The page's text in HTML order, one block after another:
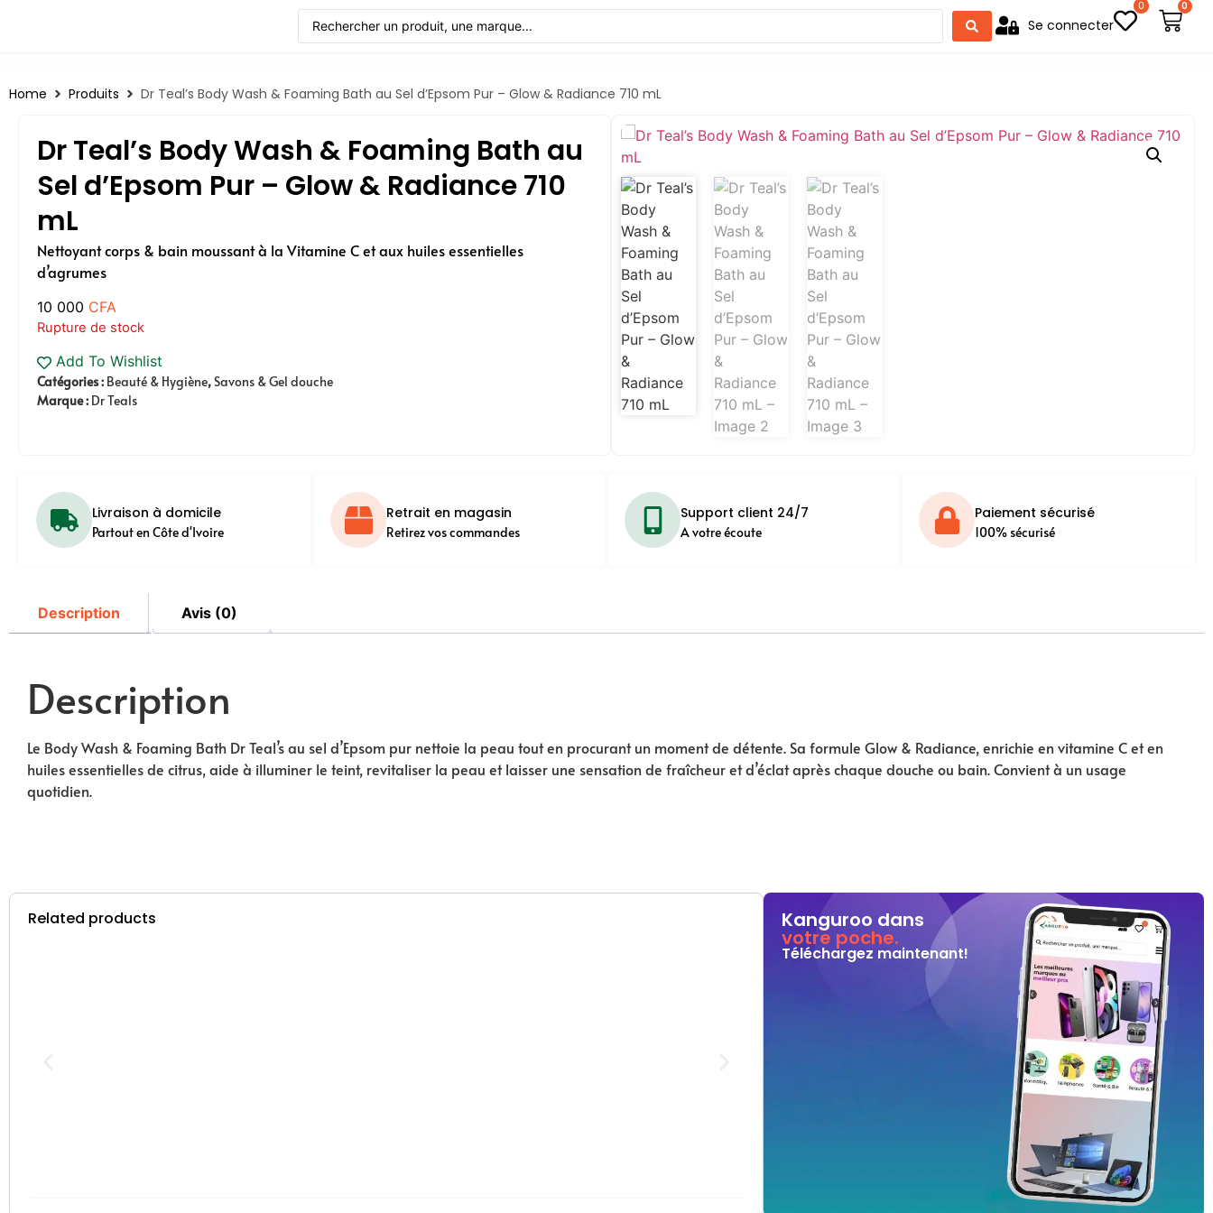
Se connecter
0 0
Home Produits Dr Teal’s Body Wash & Foaming Bath au Sel d’Epsom Pur – Glow & Radiance 710 mL
Dr Teal’s Body Wash & Foaming Bath au
Sel d’Epsom Pur – Glow & Radiance 710
mL
Nettoyant corps & bain moussant à la Vitamine C et aux huiles essentielles
d’agrumes
10 000 CFA
Rupture de stock
Add To Wishlist
Catégories : Beauté & Hygiène,Savons & Gel douche
Marque : Dr Teals
Livraison à domicile
Partout en Côte d'Ivoire
Retrait en magasin
Retirez vos commandes
Support client 24/7
A votre écoute
Paiement sécurisé
100% sécurisé
Description Avis (0)
Description
Le Body Wash & Foaming Bath Dr Teal’s au sel d’Epsom pur nettoie la peau tout en procurant un moment de détente. Sa formule Glow & Radiance, enrichie en vitamine C et en
huiles essentielles de citrus, aide à illuminer le teint, revitaliser la peau et laisser une sensation de fraîcheur et d’éclat après chaque douche ou bain. Convient à un usage
quotidien.
Related products Kanguroo dans
votre poche.
Téléchargez maintenant!